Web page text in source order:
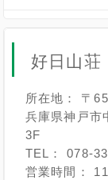
好日山
所在地： 〒
兵庫県神戸市
3F
TEL： 078-
営業時間：